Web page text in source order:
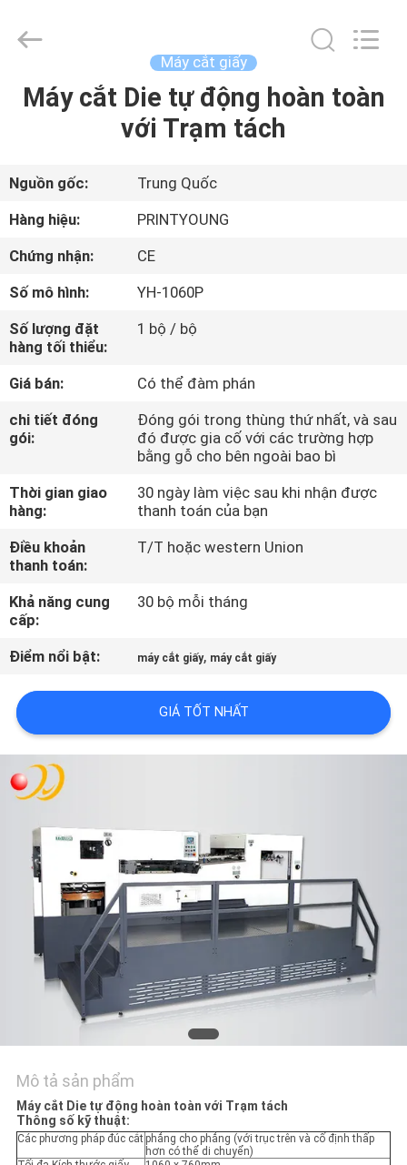
TRANG
CÁC
SẢN
PHẨM
VIDEO
CHÚNG
TÔI
THAM
QUAN
NHÀ
MÁY
KIỂM
SOÁT
CHẤT
LƯỢNG
LIÊN
CHÚNG
TÔI
YÊU
CẦU
BÁO
SƠ
ĐỒ
TRANG
Printyoung
International
Reserved.
Máy cắt giấy
Máy cắt Die tự động hoàn toàn
với Trạm tách
Nguồn gốc:
Trung Quốc
Hàng hiệu:
PRINTYOUNG
Chứng nhận:
CE
Số mô hình:
YH-1060P
Số lượng đặt
hàng tối thiểu:
1 bộ / bộ
Giá bán:
Có thể đàm phán
chi tiết đóng
gói:
Đóng gói trong thùng thứ nhất, và sau
đó được gia cố với các trường hợp
bằng gỗ cho bên ngoài bao bì
Thời gian giao
hàng:
30 ngày làm việc sau khi nhận được
thanh toán của bạn
Điều khoản
thanh toán:
T/T hoặc western Union
Khả năng cung
cấp:
30 bộ mỗi tháng
Điểm nổi bật: máy cắt giấy, máy cắt giấy
GIÁ TỐT NHẤT
Mô tả sản phẩm
Máy cắt Die tự động hoàn toàn với Trạm tách
Thông số kỹ thuật:
Các phương pháp đúc cắt phẳng cho phẳng (với trục trên và cố định thấp
hơn có thể di chuyển)